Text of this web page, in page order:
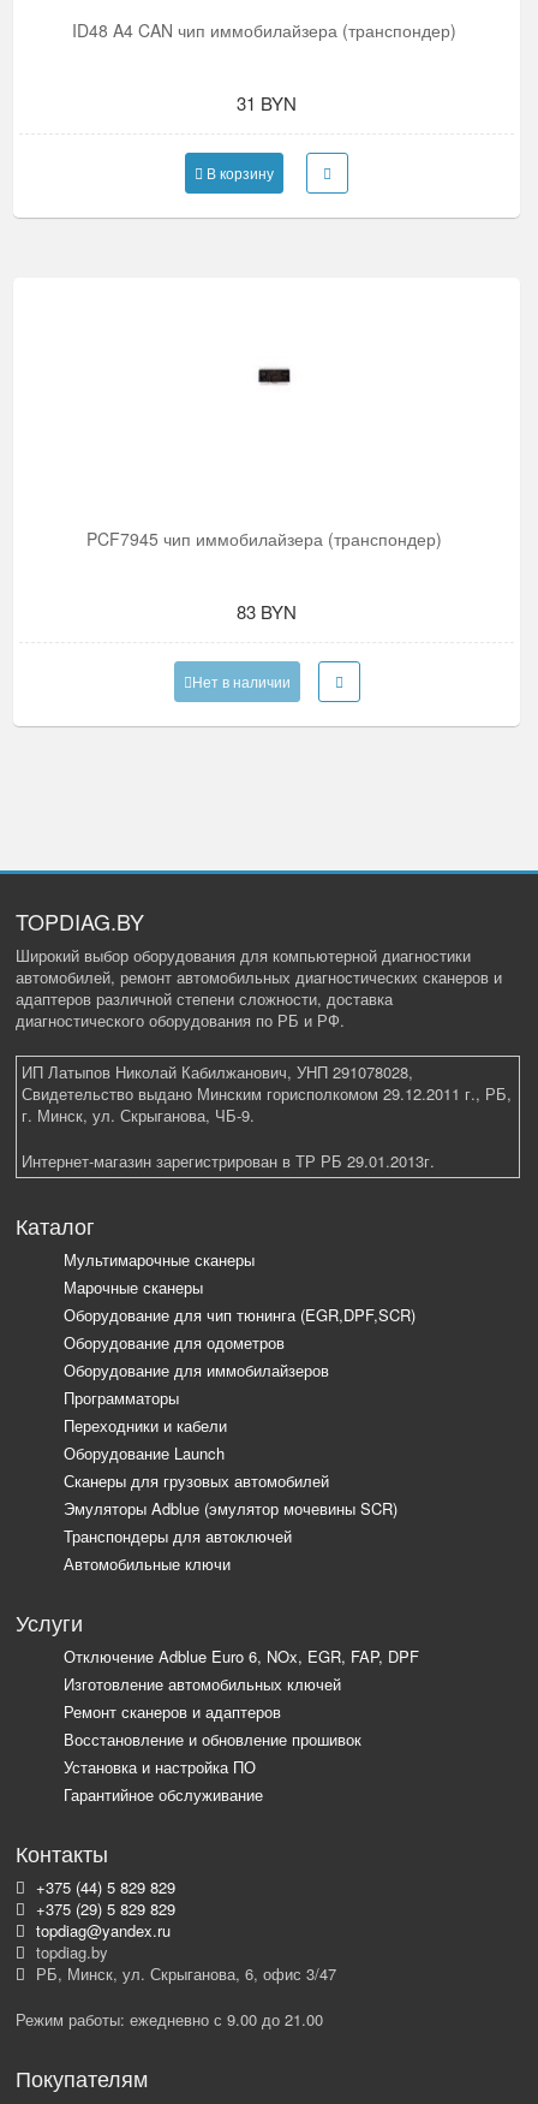
ID48 A4 CAN чип иммобилайзера (транспондер)
31 BYN
В корзину
PCF7945 чип иммобилайзера (транспондер)
83 BYN
Нет в наличии
TOPDIAG.BY
Широкий выбор оборудования для компьютерной диагностики
автомобилей, ремонт автомобильных диагностических сканеров и
адаптеров различной степени сложности, доставка
диагностического оборудования по РБ и РФ.
ИП Латыпов Николай Кабилжанович, УНП 291078028,
Свидетельство выдано Минским горисполкомом 29.12.2011 г., РБ,
г. Минск, ул. Скрыганова, ЧБ-9.
Интернет-магазин зарегистрирован в ТР РБ 29.01.2013г.
Каталог
Мультимарочные сканеры
Марочные сканеры
Оборудование для чип тюнинга (EGR,DPF,SCR)
Оборудование для одометров
Оборудование для иммобилайзеров
Программаторы
Переходники и кабели
Оборудование Launch
Сканеры для грузовых автомобилей
Эмуляторы Adblue (эмулятор мочевины SCR)
Транспондеры для автоключей
Автомобильные ключи
Услуги
Отключение Adblue Euro 6, NOx, EGR, FAP, DPF
Изготовление автомобильных ключей
Ремонт сканеров и адаптеров
Восстановление и обновление прошивок
Установка и настройка ПО
Гарантийное обслуживание
Контакты
+375 (44) 5 829 829
+375 (29) 5 829 829
topdiag@yandex.ru
topdiag.by
РБ, Минск, ул. Скрыганова, 6, офис 3/47
Режим работы: ежедневно с 9.00 до 21.00
Покупателям